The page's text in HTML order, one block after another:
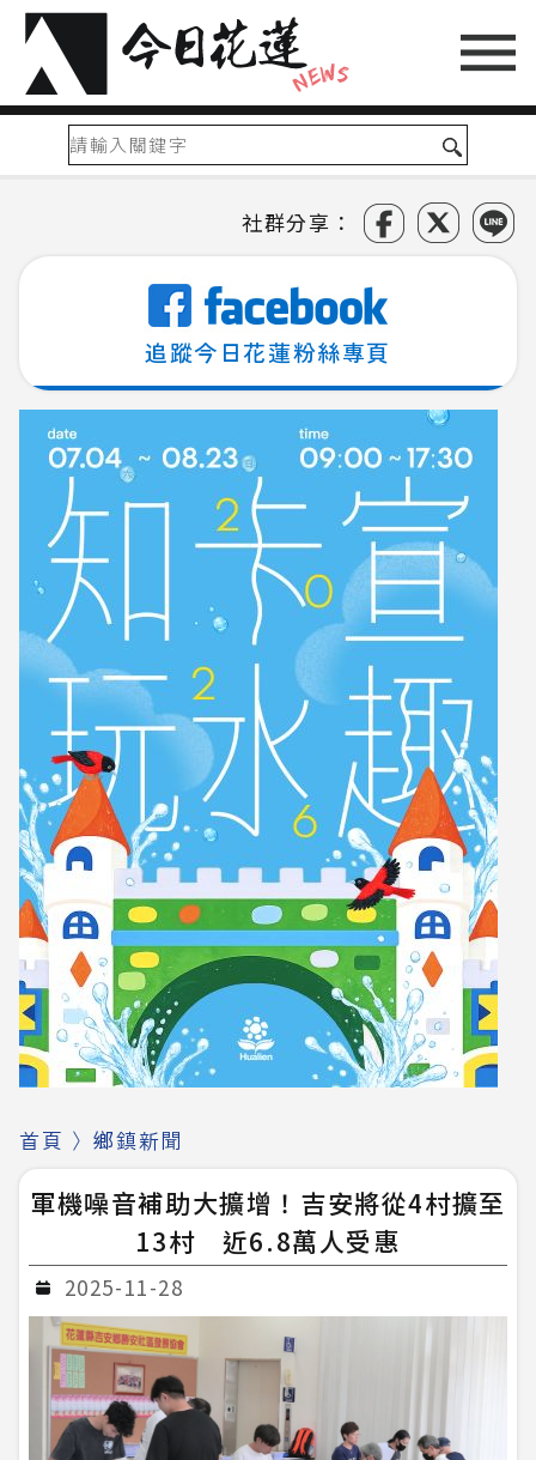
社群分享：
追蹤今日花蓮粉絲專頁
首頁 〉鄉鎮新聞
軍機噪音補助大擴增！吉安將從4村擴至
13村 近6.8萬人受惠
2025-11-28